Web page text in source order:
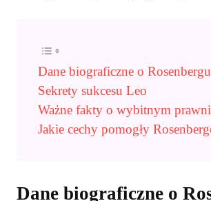
Dane biograficzne o Rosenbergu
Sekrety sukcesu Leo
Ważne fakty o wybitnym
Jakie cechy pomogły
Dane biograficzne o